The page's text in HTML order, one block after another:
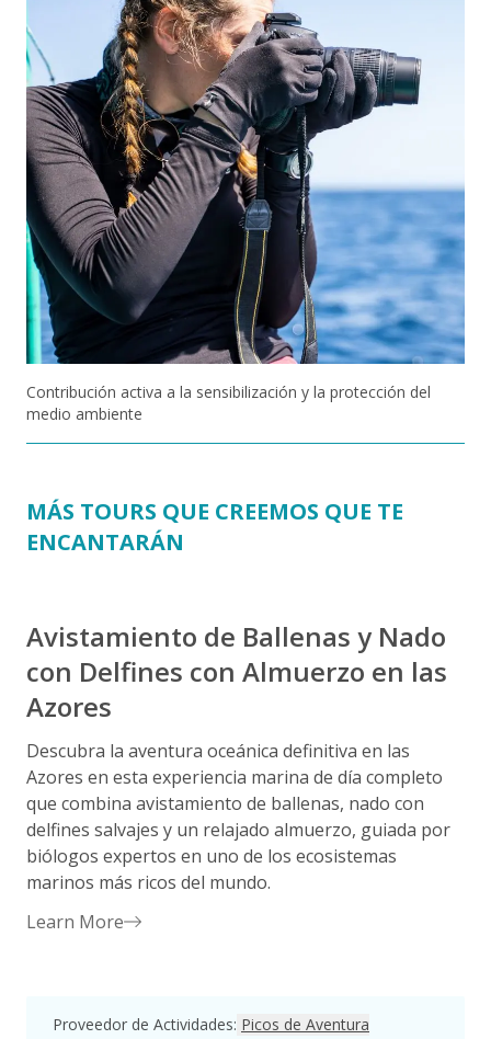
Contribución activa a la sensibilización y la protección del
medio ambiente
MÁS TOURS QUE CREEMOS QUE TE
ENCANTARÁN
Avistamiento de Ballenas y Nado
con Delfines con Almuerzo en las
Azores
Descubra la aventura oceánica definitiva en las
Azores en esta experiencia marina de día completo
que combina avistamiento de ballenas, nado con
delfines salvajes y un relajado almuerzo, guiada por
biólogos expertos en uno de los ecosistemas
marinos más ricos del mundo.
Learn More
Proveedor de Actividades: Picos de Aventura